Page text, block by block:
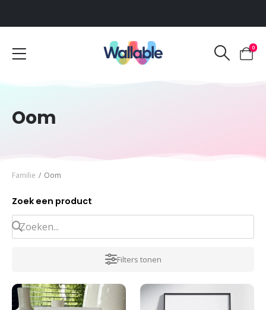
Voor 12:00 uur besteld, dezelfde werkdag verzonden
0
Oom
Familie / Oom
Zoek een product
Filters tonen